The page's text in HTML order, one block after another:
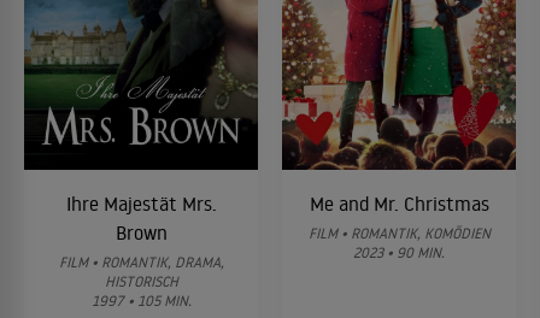
Ihre Majestät Mrs.
Brown
FILM • ROMANTIK, DRAMA,
HISTORISCH
1997 • 105 MIN.
Me and Mr. Christmas
FILM • ROMANTIK, KOMÖDIEN
2023 • 90 MIN.